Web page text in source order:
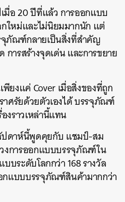
มื่อ 20 ปีที่แล้ว การออกแบบ
หม่และไม่นิยมมากนัก แต่
ภัณฑ์กลายเป็นสิ่งที่สำคัญ
การสร้างจุดเด่น และการขยาย
พียงแค่ Cover เมื่อสิ่งของที่ถูก
ศรัยด้วยตัวเองได้ บรรจุภัณฑ์
งราวเหล่านี้แทน
ปดาห์นี้พูดคุยกับ แชมป์-สม
งการออกแบบบรรจุภัณฑ์ใน
บระดับโลกกว่า 168 รางวัล
กแบบบรรจุภัณฑ์สินค้ามากกว่า